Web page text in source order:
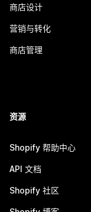
商店设计
营销与转化
商店管理
资源
Shopify 帮助中心
API 文档
Shopify 社区